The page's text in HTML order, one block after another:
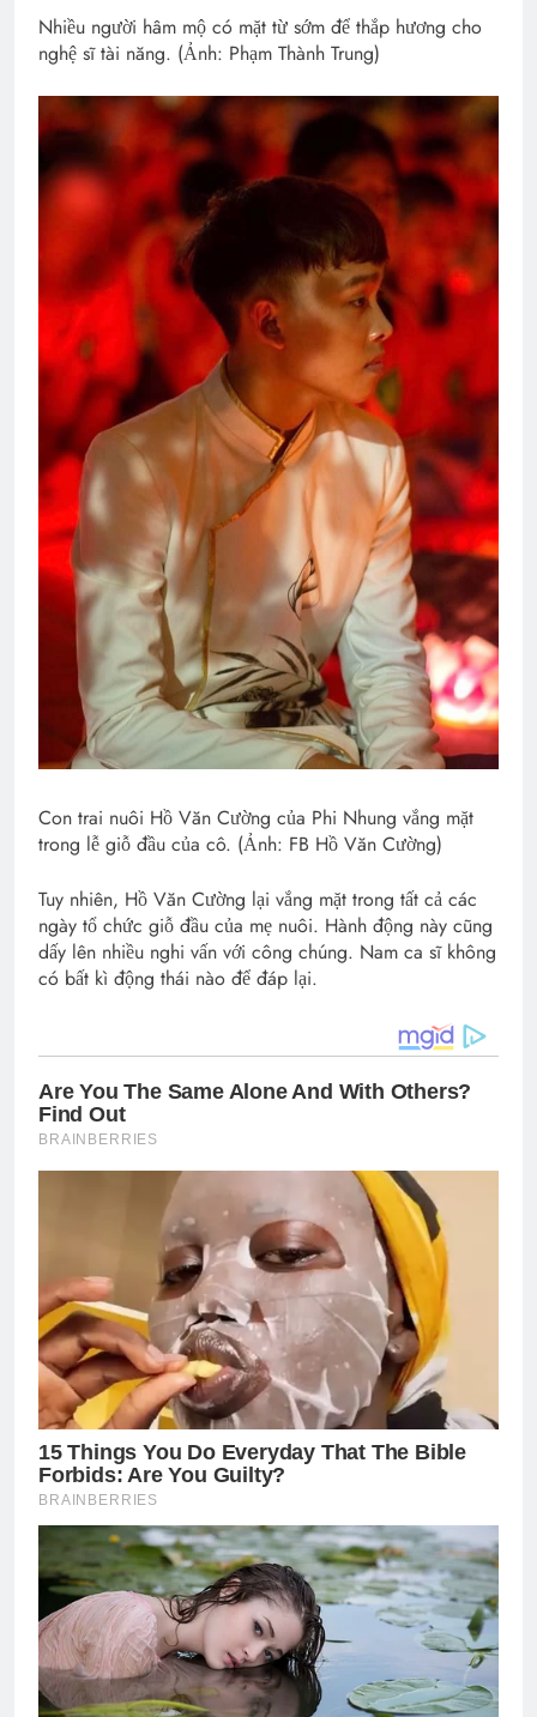
Nhiều người hâm mộ có mặt từ sớm để thắp hương cho
nghệ sĩ tài năng. (Ảnh: Phạm Thành Trung)
Con trai nuôi Hồ Văn Cường của Phi Nhung vắng mặt
trong lễ giỗ đầu của cô. (Ảnh: FB Hồ Văn Cường)
Tuy nhiên, Hồ Văn Cường lại vắng mặt trong tất cả các
ngày tổ chức giỗ đầu của mẹ nuôi. Hành động này cũng
dấy lên nhiều nghi vấn với công chúng. Nam ca sĩ không
có bất kì động thái nào để đáp lại.